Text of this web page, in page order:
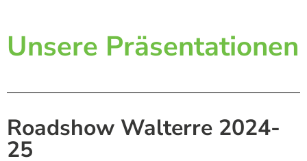
Unsere Präsentationen
Roadshow Walterre 2024-
25